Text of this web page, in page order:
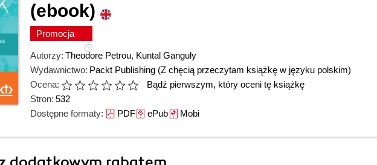
(ebook)
Promocja
Autorzy: Theodore Petrou, Kuntal Ganguly
Wydawnictwo: Packt Publishing (Z chęcią przeczytam książkę w języku polskim)
Ocena:
Bądź pierwszym, który oceni tę książkę
Stron: 532
Dostępne formaty: PDFePubMobi